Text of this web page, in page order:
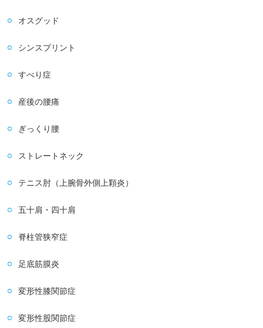
オスグッド
シンスプリント
すべり症
産後の腰痛
ぎっくり腰
ストレートネック
テニス肘（上腕骨外側上顆炎）
五十肩・四十肩
脊柱管狭窄症
足底筋膜炎
変形性膝関節症
変形性股関節症